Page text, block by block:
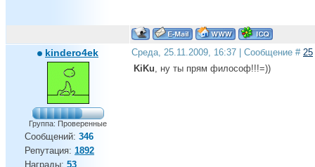
kindero4ek
Группа: Проверенные
Сообщений: 346
Репутация: 1892
Награды: 53
Среда, 25.11.2009, 16:37 | Сообщение # 25
KiKu, ну ты прям философ!!!=))